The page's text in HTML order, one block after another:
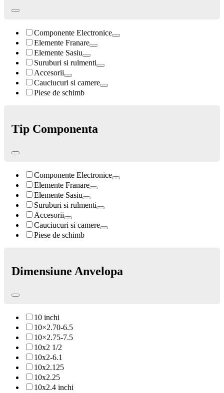
Componente Electronice
Elemente Franare
Elemente Sasiu
Suruburi si rulmenti
Accesorii
Cauciucuri si camere
Piese de schimb
Tip Componenta
Componente Electronice
Elemente Franare
Elemente Sasiu
Suruburi si rulmenti
Accesorii
Cauciucuri si camere
Piese de schimb
Dimensiune Anvelopa
10 inchi
10×2.70-6.5
10×2.75-7.5
10x2 1/2
10x2-6.1
10x2.125
10x2.25
10x2.4 inchi